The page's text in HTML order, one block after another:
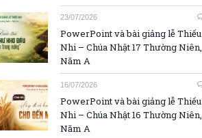
23/07/2026
PowerPoint và bài giảng lễ Thiếu
Nhi – Chúa Nhật 17 Thường Niên,
Năm A
16/07/2026
PowerPoint và bài giảng lễ Thiếu
Nhi – Chúa Nhật 16 Thường Niên,
Năm A